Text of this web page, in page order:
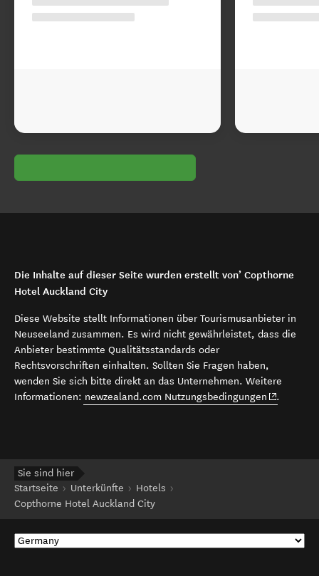
Die Inhalte auf dieser Seite wurden erstellt von’ Copthorne
Hotel Auckland City
Diese Website stellt Informationen über Tourismusanbieter in
Neuseeland zusammen. Es wird nicht gewährleistet, dass die
Anbieter bestimmte Qualitätsstandards oder
Rechtsvorschriften einhalten. Sollten Sie Fragen haben,
wenden Sie sich bitte direkt an das Unternehmen. Weitere
Informationen: newzealand.com Nutzungsbedingungen (opens in
.
Sie sind hier
Startseite
Unterkünfte
Hotels
Copthorne Hotel Auckland City